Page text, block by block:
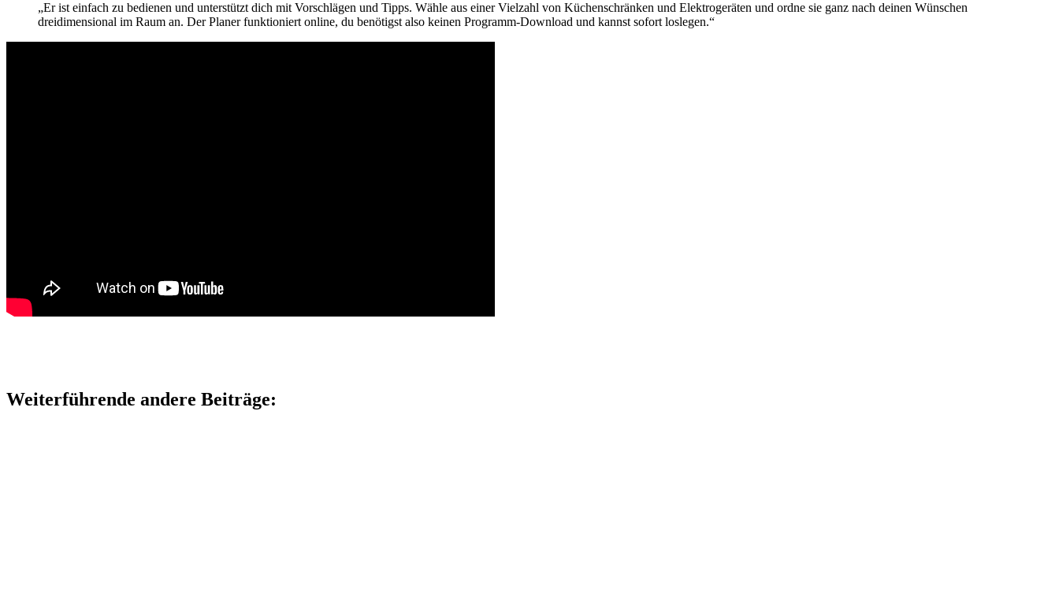
„Er ist einfach zu bedienen und unterstützt dich mit Vorschlägen und Tipps. Wähle aus einer Vielzahl von Küchenschränken und Elektrogeräten und ordne sie ganz nach deinen Wünschen
dreidimensional im Raum an. Der Planer funktioniert online, du benötigst also keinen Programm-Download und kannst sofort loslegen.“
Weiterführende andere Beiträge: